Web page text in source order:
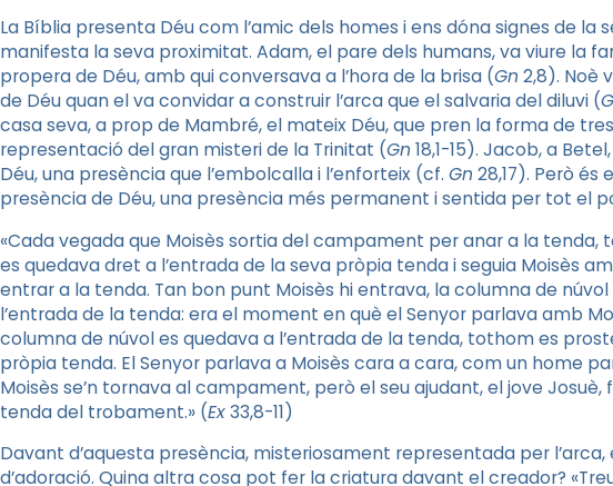
La Bíblia presenta Déu com l’amic dels homes i ens dóna signes de la
manifesta la seva proximitat. Adam, el pare dels humans, va viure la
propera de Déu, amb qui conversava a l’hora de la brisa (Gn 2,8). Noè
de Déu quan el va convidar a construir l’arca que el salvaria del diluvi (
casa seva, a prop de Mambré, el mateix Déu, que pren la forma de
representació del gran misteri de la Trinitat (Gn 18,1-15). Jacob, a
Déu, una presència que l’embolcalla i l’enforteix (cf. Gn 28,17). Però és
presència de Déu, una presència més permanent i sentida per tot el
«Cada vegada que Moisès sortia del campament per anar a la tenda,
es quedava dret a l’entrada de la seva pròpia tenda i seguia Moisès
entrar a la tenda. Tan bon punt Moisès hi entrava, la columna de
l’entrada de la tenda: era el moment en què el Senyor parlava amb
columna de núvol es quedava a l’entrada de la tenda, tothom es
pròpia tenda. El Senyor parlava a Moisès cara a cara, com un home
Moisès se’n tornava al campament, però el seu ajudant, el jove Josuè,
tenda del trobament.» (Ex33,8-11)
Davant d’aquesta presència, misteriosament representada per
d’adoració. Quina altra cosa pot fer la criatura davant el creador?